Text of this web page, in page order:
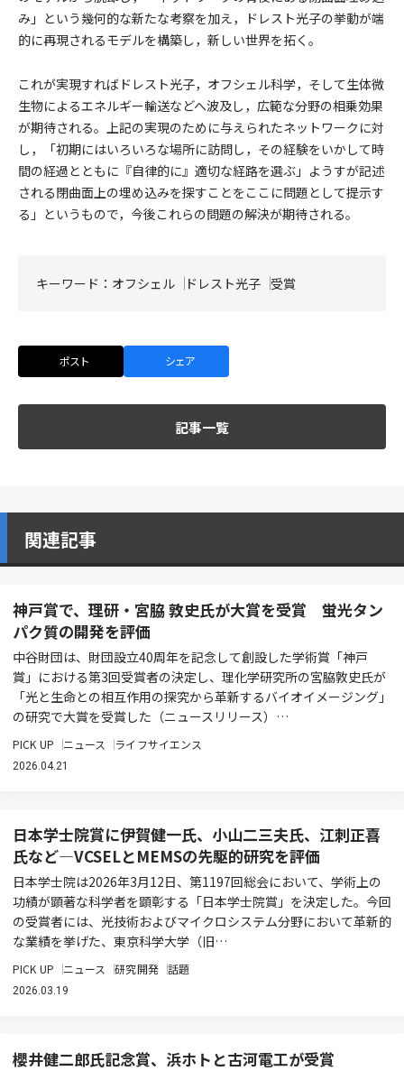
み」という幾何的な新たな考察を加え，ドレスト光子の挙動が端
的に再現されるモデルを構築し，新しい世界を拓く。
これが実現すればドレスト光子，オフシェル科学，そして生体微
生物によるエネルギー輸送などへ波及し，広範な分野の相乗効果
が期待される。上記の実現のために与えられたネットワークに対
し，「初期にはいろいろな場所に訪問し，その経験をいかして時
間の経過とともに『自律的に』適切な経路を選ぶ」ようすが記述
される閉曲面上の埋め込みを探すことをここに問題として提示す
る」というもので，今後これらの問題の解決が期待される。
キーワード： オフシェル ドレスト光子 受賞
ポスト シェア
記事一覧
関連記事
神戸賞で、理研・宮脇 敦史氏が大賞を受賞 蛍光タン
パク質の開発を評価
中谷財団は、財団設立40周年を記念して創設した学術賞「神戸
賞」における第3回受賞者の決定し、理化学研究所の宮脇敦史氏が
「光と生命との相互作用の探究から革新するバイオイメージング」
の研究で大賞を受賞した（ニュースリリース）…
PICK UP ニュース ライフサイエンス
2026.04.21
日本学士院賞に伊賀健一氏、小山二三夫氏、江刺正喜
氏など―VCSELとMEMSの先駆的研究を評価
日本学士院は2026年3月12日、第1197回総会において、学術上の
功績が顕著な科学者を顕彰する「日本学士院賞」を決定した。今回
の受賞者には、光技術およびマイクロシステム分野において革新的
な業績を挙げた、東京科学大学（旧…
PICK UP ニュース 研究開発 話題
2026.03.19
櫻井健二郎氏記念賞、浜ホトと古河電工が受賞